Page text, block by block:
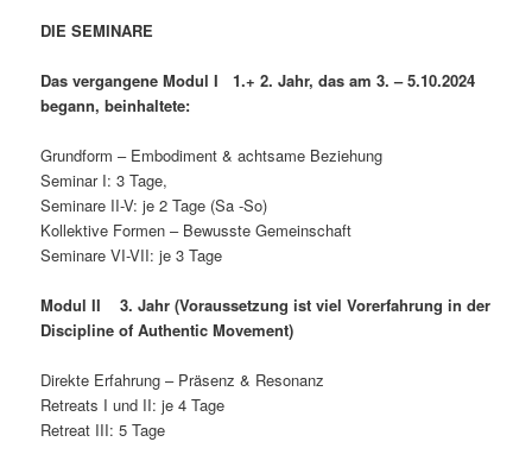
DIE SEMINARE
Das vergangene Modul I 1.+ 2. Jahr, das am3. – 5.10.2024
begann,beinhaltete:
Grundform – Embodiment & achtsame Beziehung
Seminar I: 3 Tage,
Seminare II-V: je 2 Tage (Sa -So)
Kollektive Formen – Bewusste Gemeinschaft
Seminare VI-VII: je 3 Tage
Modul II
3. Jahr (Voraussetzung ist viel Vorerfahrung in der
Discipline of Authentic Movement)
Direkte Erfahrung – Präsenz & Resonanz
Retreats I und II: je 4 Tage
Retreat III: 5 Tage